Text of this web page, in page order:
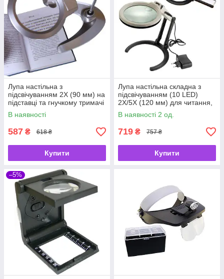
Лупа настільна з
підсвічуванням 2X (90 мм) на
підставці та гнучкому тримачі
для рукоділля, читання та
ремонту MG4B-8
В наявності
587 ₴ 618 ₴
Купити
Лупа настільна складна з
підсвічуванням (10 LED)
2X/5X (120 мм) для читання,
рукоділля та ремонту
Kromatech MG3B-1C
В наявності 2 од.
719 ₴ 757 ₴
Купити
–5%